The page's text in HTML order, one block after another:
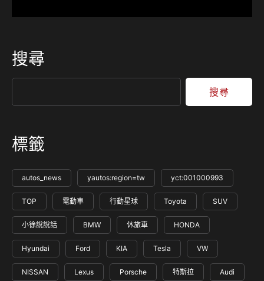
搜尋
搜尋
標籤
autos_news yautos:region=tw yct:001000993
TOP 電動車 行動星球 Toyota SUV
小徐說說話 BMW 休旅車 HONDA
Hyundai Ford KIA Tesla VW
NISSAN Lexus Porsche 特斯拉 Audi